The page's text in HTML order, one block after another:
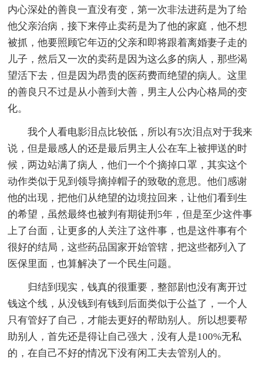
内心深处的善良一直没有变，第一次非法进药是为了给
他父亲治病，接下来停止卖药是为了他的家庭，他不想
被抓，他要照顾它年迈的父亲和即将跟着离婚妻子走的
儿子，然后又一次的卖药是因为这么多的病人，那些渴
望活下去，但是因为昂贵的医药费而绝望的病人。这里
的善良只不过是从小善到大善，男主人公内心格局的变
化。
我个人看电影泪点比较低，所以有5次泪点对于我来
说，但是最感人的还是最后男主人公在车上被押送的时
候，两边站满了病人，他们一个个摘掉口罩，其实这个
动作类似于见到领导摘掉帽子的致敬的意思。他们感谢
他的出现，把他们从绝望的边境拉回来，让他们看到生
的希望，虽然最终也被判有期徒刑5年，但是至少这件事
上了台面，让更多的人关注了这件事，也是这件事有个
很好的结局，这些药品国家开始管辖，把这些都列入了
医保里面，也算解决了一个民生问题。
归结到现实，钱真的很重要，整部剧也没有离开过
钱这个线，从没钱到有钱到后面类似于公益了，一个人
只有管好了自己，才能去更好的帮助别人。所以想要帮
助别人，首先还是得让自己强大，没有人是100%无私
的，在自己不好的情况下没有闲工夫去管别人的。